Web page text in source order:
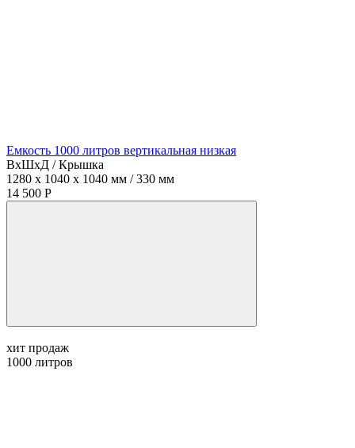
Емкость 1000 литров вертикальная низкая
ВхШхД / Крышка
1280 x 1040 x 1040 мм / 330 мм
14 500 Р
хит продаж
1000 литров